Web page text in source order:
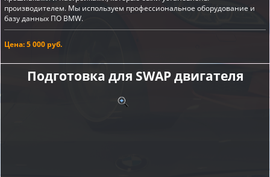
производителем. Мы используем профессиональное оборудование и
базу данных ПО BMW.
Цена: 5 000 руб.
Подготовка для SWAP двигателя